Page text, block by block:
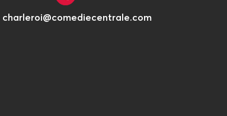
charleroi@comediecentrale.com